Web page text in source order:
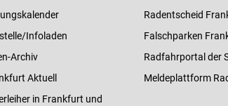
Infoladen
Archiv
Aktuell
in Frankfurt und
Radentscheid
Falschparken
Radfahrportal der
Meldeplattform